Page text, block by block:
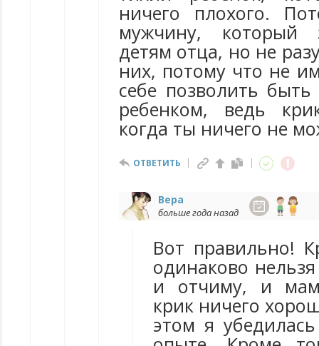
ничего плохого.
мужчину, который
детям отца, но не
них, потому что не
себе позволить
ребенком, ведь
когда ты ничего не
ОТВЕТИТЬ
Вера
больше года назад
Вот правильно!
одинаково
и отчиму, и
крик ничего
этом я